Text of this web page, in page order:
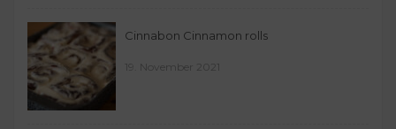
Cinnabon Cinnamon rolls
19. November 2021